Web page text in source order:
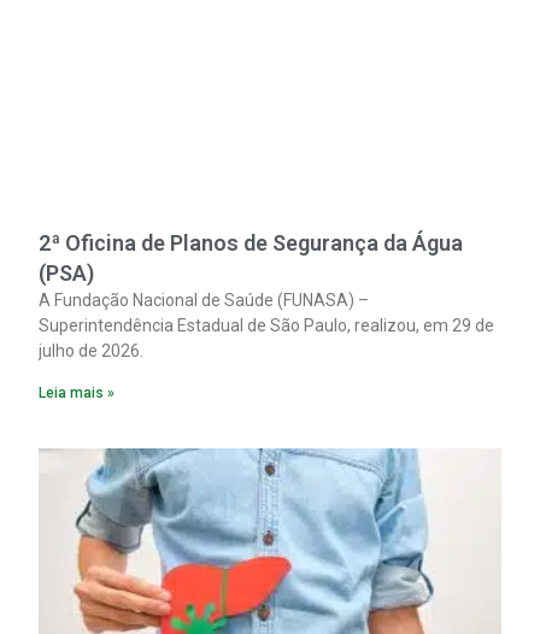
2ª Oficina de Planos de Segurança da Água
(PSA)
A Fundação Nacional de Saúde (FUNASA) –
Superintendência Estadual de São Paulo, realizou, em 29 de
julho de 2026.
Leia mais »